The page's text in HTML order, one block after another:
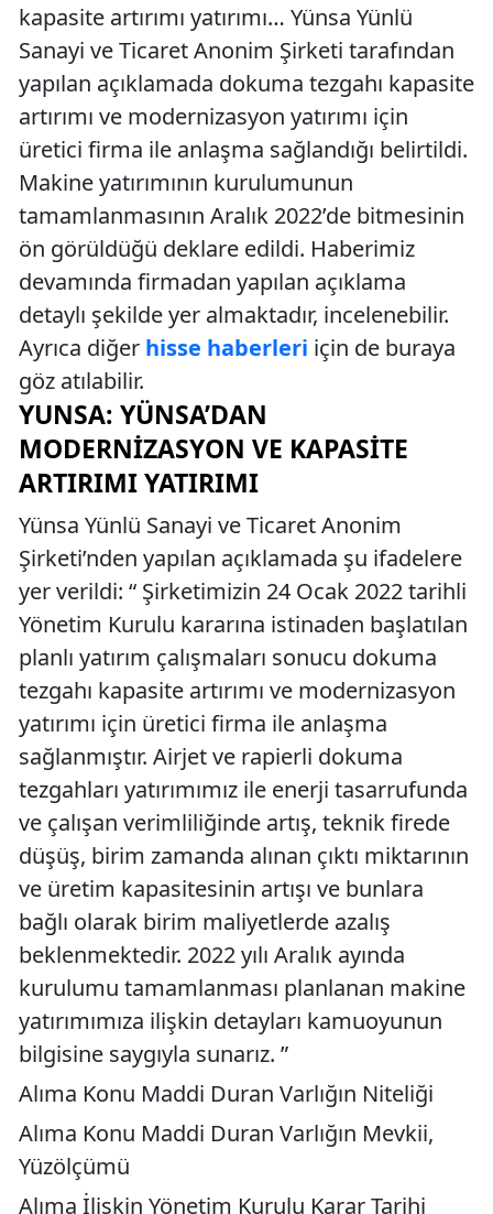
kapasite artırımı yatırımı… Yünsa Yünlü
Sanayi ve Ticaret Anonim Şirketi tarafından
yapılan açıklamada dokuma tezgahı kapasite
artırımı ve modernizasyon yatırımı için
üretici firma ile anlaşma sağlandığı belirtildi.
Makine yatırımının kurulumunun
tamamlanmasının Aralık 2022’de bitmesinin
ön görüldüğü deklare edildi. Haberimiz
devamında firmadan yapılan açıklama
detaylı şekilde yer almaktadır, incelenebilir.
Ayrıca diğer hisse haberleri için de buraya
göz atılabilir.
YUNSA: YÜNSA’DAN
MODERNIZASYON VE KAPASITE
ARTIRIMI YATIRIMI
Yünsa Yünlü Sanayi ve Ticaret Anonim
Şirketi’nden yapılan açıklamada şu ifadelere
yer verildi: “ Şirketimizin 24 Ocak 2022 tarihli
Yönetim Kurulu kararına istinaden başlatılan
planlı yatırım çalışmaları sonucu dokuma
tezgahı kapasite artırımı ve modernizasyon
yatırımı için üretici firma ile anlaşma
sağlanmıştır. Airjet ve rapierli dokuma
tezgahları yatırımımız ile enerji tasarrufunda
ve çalışan verimliliğinde artış, teknik firede
düşüş, birim zamanda alınan çıktı miktarının
ve üretim kapasitesinin artışı ve bunlara
bağlı olarak birim maliyetlerde azalış
beklenmektedir. 2022 yılı Aralık ayında
kurulumu tamamlanması planlanan makine
yatırımımıza ilişkin detayları kamuoyunun
bilgisine saygıyla sunarız. ”
Alıma Konu Maddi Duran Varlığın Niteliği
Alıma Konu Maddi Duran Varlığın Mevkii,
Yüzölçümü
Alıma İlişkin Yönetim Kurulu Karar Tarihi